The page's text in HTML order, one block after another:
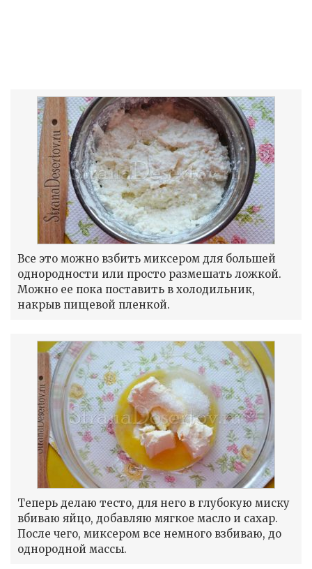
Все это можно взбить миксером для большей
однородности или просто размешать ложкой.
Можно ее пока поставить в холодильник,
накрыв пищевой пленкой.
Теперь делаю тесто, для него в глубокую миску
вбиваю яйцо, добавляю мягкое масло и сахар.
После чего, миксером все немного взбиваю, до
однородной массы.